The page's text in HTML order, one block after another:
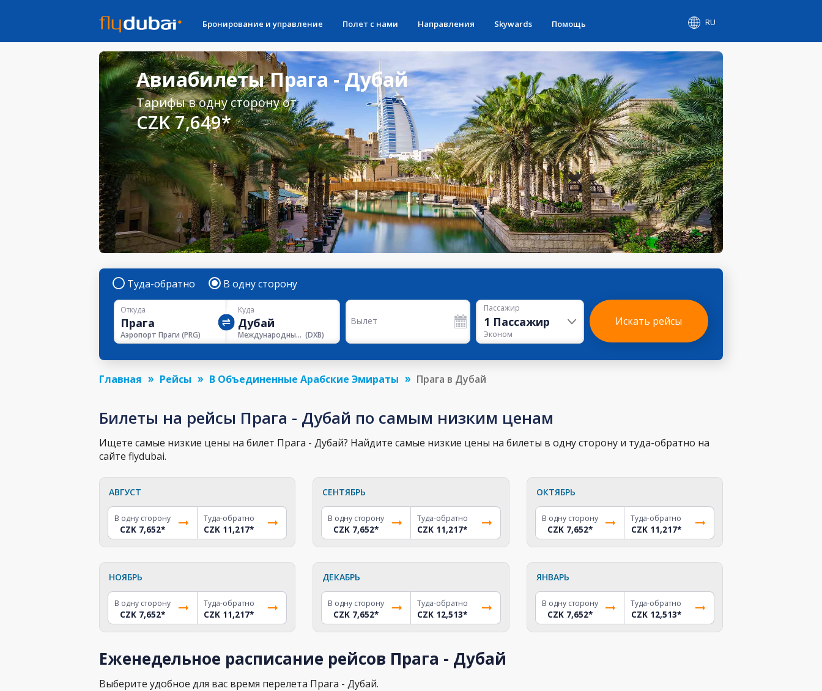
Бронирование и управление Полет с нами Направления Skywards Помощь RU
Авиабилеты Прага - Дубай
Тарифы в одну сторону от
CZK 7,649*
Туда-обратно В одну сторону
Откуда
Аэропорт Праги (PRG)
Куда
Международный Аэропорт Дубая (DXB)
Вылет
Пассажир
1 Пассажир
Эконом
Искать рейсы
Главная Рейсы В Объединенные Арабские Эмираты Прага в Дубай
Билеты на рейсы Прага - Дубай по самым низким ценам
Ищете самые низкие цены на билет Прага - Дубай? Найдите самые низкие цены на билеты в одну сторону и туда-обратно на
сайте flydubai.
АВГУСТ
В одну сторону
CZK 7,652*
Туда-обратно
CZK 11,217*
СЕНТЯБРЬ
В одну сторону
CZK 7,652*
Туда-обратно
CZK 11,217*
ОКТЯБРЬ
В одну сторону
CZK 7,652*
Туда-обратно
CZK 11,217*
НОЯБРЬ
В одну сторону
CZK 7,652*
Туда-обратно
CZK 11,217*
ДЕКАБРЬ
В одну сторону
CZK 7,652*
Туда-обратно
CZK 12,513*
ЯНВАРЬ
В одну сторону
CZK 7,652*
Туда-обратно
CZK 12,513*
Еженедельное расписание рейсов Прага - Дубай
Выберите удобное для вас время перелета Прага - Дубай.